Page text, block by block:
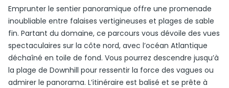
Emprunter le sentier panoramique offre une promenade
inoubliable entre falaises vertigineuses et plages de sable
fin. Partant du domaine, ce parcours vous dévoile des vues
spectaculaires sur la côte nord, avec l’océan Atlantique
déchaîné en toile de fond. Vous pourrez descendre jusqu’à
la plage de Downhill pour ressentir la force des vagues ou
admirer le panorama. L’itinéraire est balisé et se prête à